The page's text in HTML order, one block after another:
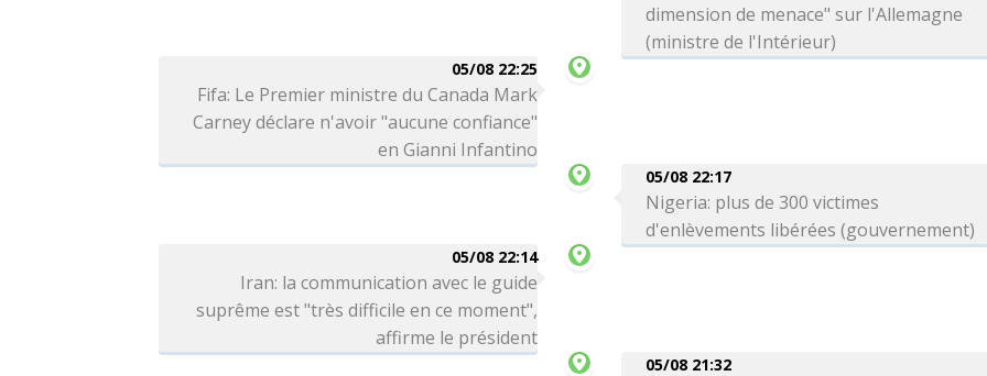
dimension de menace" sur l'Allemagne
(ministre de l'Intérieur)
05/08 22:25
Fifa: Le Premier ministre du Canada Mark
Carney déclare n'avoir "aucune confiance"
en Gianni Infantino
05/08 22:17
Nigeria: plus de 300 victimes
d'enlèvements libérées (gouvernement)
05/08 22:14
Iran: la communication avec le guide
suprême est "très difficile en ce moment",
affirme le président
05/08 21:32